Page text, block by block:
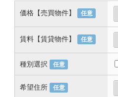
価格【売買物件】 任意
賃料【賃貸物件】 任意
種別選択 任意
希望住所 任意